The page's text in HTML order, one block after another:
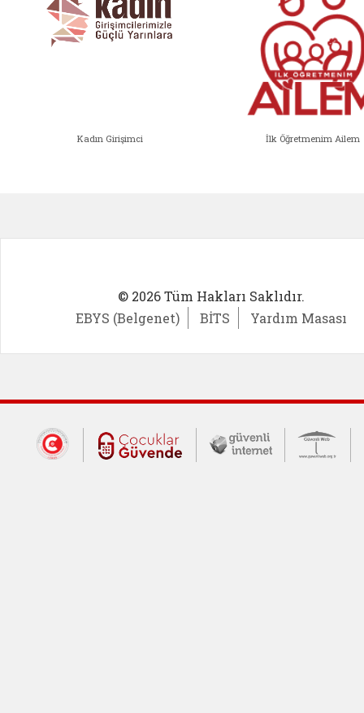
Kadın Girişimci İlk Öğretmenim Ailem
© 2026 Tüm Hakları Saklıdır.
EBYS (Belgenet)
BİTS Yardım Masası
Dış Bağlantılar
Cumhurbaşkanlığı İletişim Merkezi
Çocuklar Güvende (yeni
Güvenli